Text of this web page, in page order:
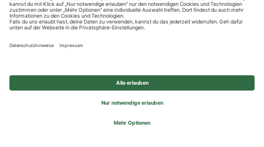
Privatsphäre-Einstellungen
© 2026 REWE Group - All rights reserved